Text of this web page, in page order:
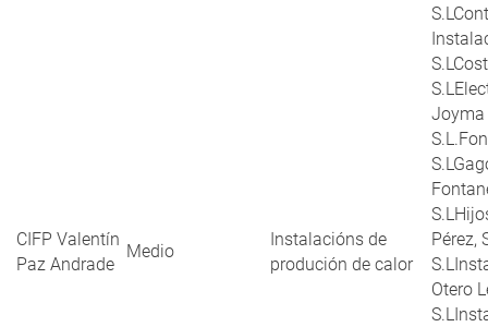
CIFP Valentín
Paz Andrade
Medio
Instalacións de
produción de calor
Joyma
Pérez,
Otero